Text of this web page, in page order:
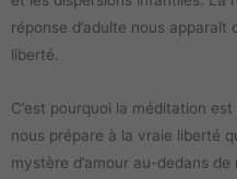
réponse d’adulte nous
liberté.
C’est pourquoi la méditation
nous prépare à la vraie liberté
mystère d’amour au-dedans